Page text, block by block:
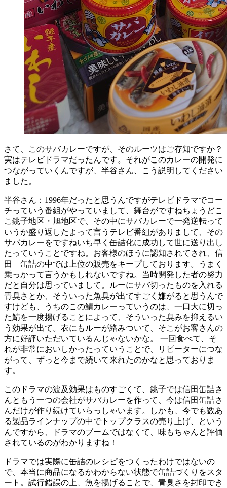
さて、このサバカレーですが、そのルーツはご存知ですか？
実はテレビドラマだったんです。それがこのカレーの開発に
つながっていくんですが、半谷さん、こう説明してください
ました。
半谷さん：1996年だったと思うんですがテレビドラマでコー
チっていう番組がやっていまして、舞台がですねちょうどこ
こ銚子地区・旭地区で、その中にサバカレーで一発逆転って
いうか盛り返したよって言うテレビ番組がありまして、その
サバカレーをですねいち早く缶詰化に成功して世に送り出し
たっていうことですね。お客様のほうに認知されてされ、信
田 缶詰の中では上位の販売をキープしております。うまく
乗っかって言うかもしれないですね。当時開発した者の努力
だと自分は思っていまして。ルーにサバ切ったものを入れる
青臭さとか、そういった魚臭が出てすごく嫌がると思うんで
すけども、うちのこの鯖カレーっていうのは、一口大に切っ
た鯖を一度揚げることによって、そういった臭みを抑えるい
う効果が出て。衣にもルーが絡みついて、そこがお客さんの
方に好評いただいているんじゃないかな。 一回食べて、そ
れが非常においしかったっていうことで、リピーターにつな
がって、ずっと今まで続いて来れたのかなと思っておりま
す。
このドラマの波及効果はものすごくて、銚子では信田缶詰さ
んともう一つの会社がサバカレーを作って、今は信田缶詰さ
んだけが作り続けていらっしゃいます。しかも、今でも数あ
る製品ラインナップの中でトップクラスの売り上げ、という
んですから、ドラマのブームではなくて、味もちゃんと評価
されているのがわかりますね！
ドラマでは実際に缶詰のレシピをつくったわけではないの
で、本当に商品になるかわからない状態で缶詰づくりをスタ
ート。試行錯誤の上、魚を揚げることで、青臭さを封印でき